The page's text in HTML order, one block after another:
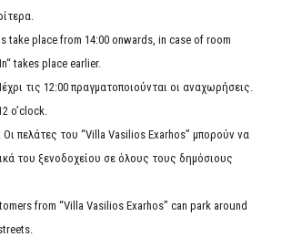
take place from 14:00 onwards, in case of room
takes place earlier.
τις 12:00 πραγματοποιούνται οι αναχωρήσεις.
o’clock.
πελάτες του “Villa Vasilios Exarhos” μπορούν να
του ξενοδοχείου σε όλους τους δημόσιους
from “Villa Vasilios Exarhos” can park around